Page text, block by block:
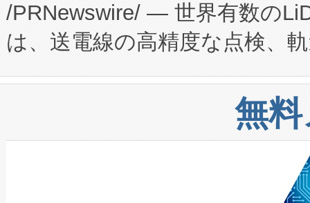
プログラムには、施設設計・
に関する技術移転および知的
構造化トレーニングカリキュ
上げおよび商用化段階におけ
設備整備および立ち上げ調整
加組織は、Enzeneのバイオ
選定された製品について、自
た。 Voltaiq独自のAI搭載プラ
定、統合、導入、運用に至る
安全性を追跡し、確保する事
増加しているデータセンター
る電力網に大きな負担をかけ
事業者の負担軽減という課題
系統連系を迅速にし、ピーク
/PRNewswire/ — 世界有数の
は、送電線の高精度な点検、
や穀物倉庫におけるバルク材
リューション「Avia 2」を発
したAvia 2は、1,000メート
狭視野のFOVを切り替えるこ
ケーブル、枝などの細かな対
無